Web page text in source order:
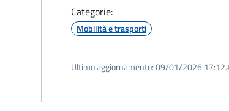
Categorie:
Mobilità e trasporti
Ultimo aggiornamento:09/01/2026